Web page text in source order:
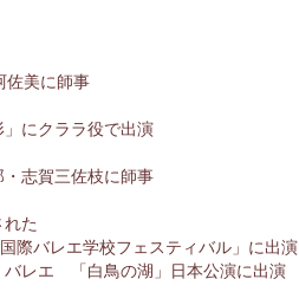
美に師事
にクララ役で出演
志賀三佐枝に師事
れた
際バレエ学校フェスティバル」に出演
レエ 「白鳥の湖」日本公演に出演